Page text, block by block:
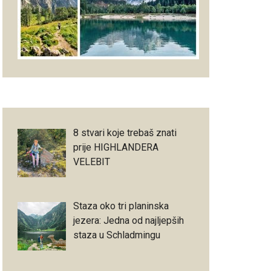
8 stvari koje trebaš znati
prije HIGHLANDERA
VELEBIT
Staza oko tri planinska
jezera: Jedna od najljepših
staza u Schladmingu